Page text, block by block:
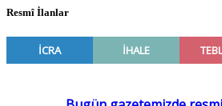
Resmî İlanlar